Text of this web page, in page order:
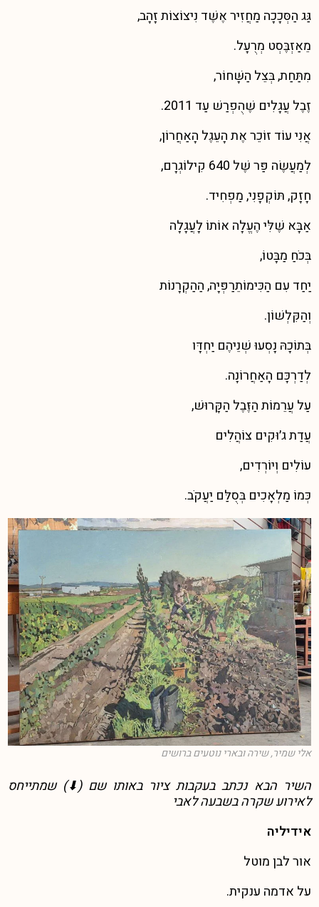
גַּג הַסְּכָכָה מַחֲזִיר אֶשֶׁד נִיצוֹצוֹת זָהָב,
מֵאַזְבֶּסְט מְרֻעָל.
מִתַּחַת, בְּצֵל הַשָּׁחוֹר,
זֶבֶל עֲגָלִים שֶׁהֻפְרַשׁ עַד 2011.
אֲנִי עוֹד זוֹכֵר אֶת הָעֵגֶל הָאַחֲרוֹן,
לְמַעֲשֶׂה פַּר שֶׁל 640 קִילוֹגְרָם,
חָזָק, תּוֹקְפָנִי, מַפְחִיד.
אַבָּא שֶׁלִּי הֶעֱלָה אוֹתוֹ לָעֲגָלָה
בְּכֹחַ מַבָּטוֹ,
יַחַד עִם הַכִּימוֹתֵרַפְּיָה, הַהַקְרָנוֹת
וְהַקִּלְשׁוֹן.
בְּתוֹכָהּ נָסְעוּ שְׁנֵיהֶם יַחְדָּו
לְדַרְכָּם הָאַחֲרוֹנָה.
עַל עֲרֵמוֹת הַזֶּבֶל הַקָּרוּשׁ,
עֲדַת ג׳וּקִים צוֹהֲלִים
עוֹלִים וְיוֹרְדִים,
כְּמוֹ מַלְאָכִים בְּסֻלַּם יַעֲקֹב.
אלי שמיר, שירה ובארי נוטעים ברושים
השיר הבא נכתב בעקבות ציור באותו שם (⬇) שמתייחס
לאירוע שקרה בשבעה לאבי
אידיליה
אור לבן מוטל
על אדמה ענקית.